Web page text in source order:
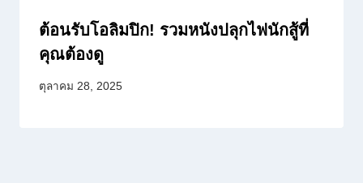
ต้อนรับโอลิมปิก! รวมหนังปลุกไฟนักสู้ที่
คุณต้องดู
ตุลาคม 28, 2025